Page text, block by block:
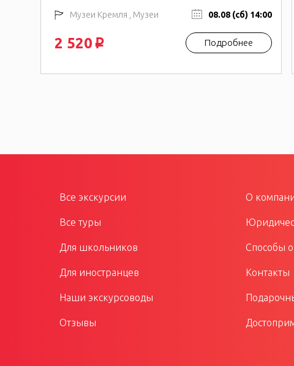
Музеи Кремля , Музеи 08.08 (сб) 14:00
2 520 p Подробнее
Все экскурсии
Все туры
Для школьников
Для иностранцев
Наши экскурсоводы
Отзывы
О
Способы
Контакты